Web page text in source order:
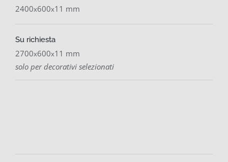
2400x600x11 mm
Su richiesta
2700x600x11 mm
solo per decorativi selezionati